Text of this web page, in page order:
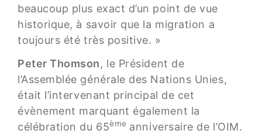
beaucoup plus exact d’un point de vue
historique, à savoir que la migration a
toujours été très positive. »
Peter Thomson, le Président de
l’Assemblée générale des Nations Unies,
était l’intervenant principal de cet
évènement marquant également la
célébration du 65ème anniversaire de l’OIM.